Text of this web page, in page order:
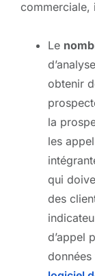
commerciale,
Le
obtenir
la
les
qui
des
d’appel